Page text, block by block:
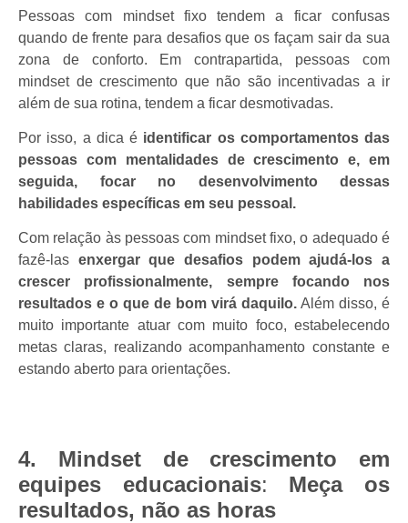
Pessoas com mindset fixo tendem a ficar confusas
quando de frente para desafios que os façam sair da sua
zona de conforto. Em contrapartida, pessoas com
mindset de crescimento que não são incentivadas a ir
além de sua rotina, tendem a ficar desmotivadas.
Por isso, a dica é identificar os comportamentos das
pessoas com mentalidades de crescimento e, em
seguida, focar no desenvolvimento dessas
habilidades específicas em seu pessoal.
Com relação às pessoas com mindset fixo, o adequado é
fazê-las enxergar que desafios podem ajudá-los a
crescer profissionalmente, sempre focando nos
resultados e o que de bom virá daquilo. Além disso, é
muito importante atuar com muito foco, estabelecendo
metas claras, realizando acompanhamento constante e
estando aberto para orientações.
4. Mindset de crescimento em
equipes educacionais: Meça os
resultados, não as horas